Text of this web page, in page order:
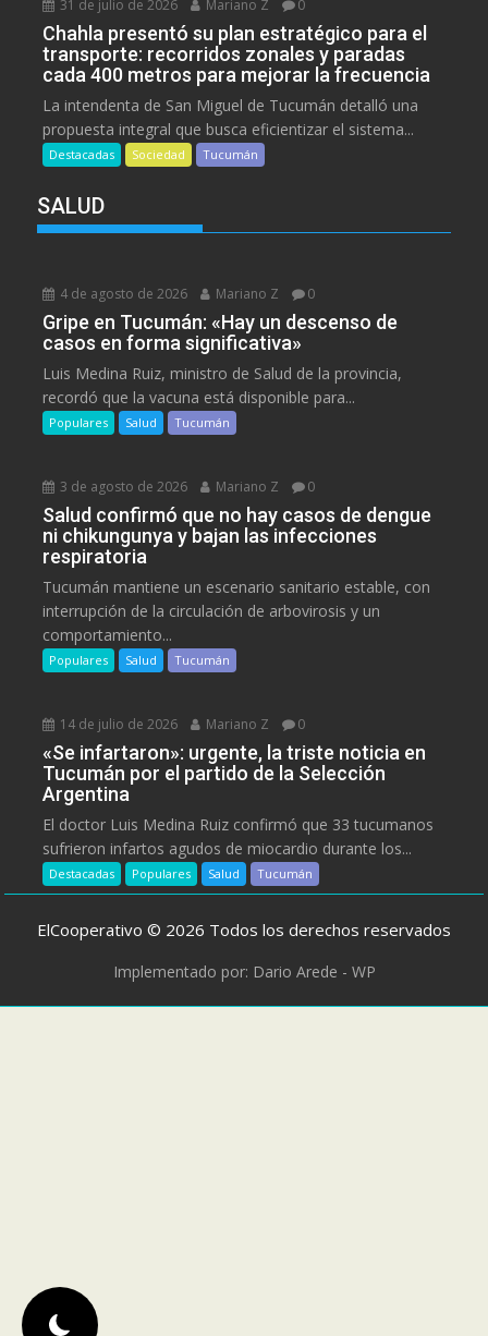
31 de julio de 2026 Mariano Z 0
Chahla presentó su plan estratégico para el
transporte: recorridos zonales y paradas
cada 400 metros para mejorar la frecuencia
La intendenta de San Miguel de Tucumán detalló una
propuesta integral que busca eficientizar el sistema...
Destacadas Sociedad Tucumán
SALUD
4 de agosto de 2026 Mariano Z 0
Gripe en Tucumán: «Hay un descenso de
casos en forma significativa»
Luis Medina Ruiz, ministro de Salud de la provincia,
recordó que la vacuna está disponible para...
Populares Salud Tucumán
3 de agosto de 2026 Mariano Z 0
Salud confirmó que no hay casos de dengue
ni chikungunya y bajan las infecciones
respiratoria
Tucumán mantiene un escenario sanitario estable, con
interrupción de la circulación de arbovirosis y un
comportamiento...
Populares Salud Tucumán
14 de julio de 2026 Mariano Z 0
«Se infartaron»: urgente, la triste noticia en
Tucumán por el partido de la Selección
Argentina
El doctor Luis Medina Ruiz confirmó que 33 tucumanos
sufrieron infartos agudos de miocardio durante los...
Destacadas Populares Salud Tucumán
ElCooperativo © 2026 Todos los derechos reservados